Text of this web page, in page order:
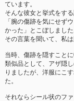
ています。
そんな彼女と挙式をす
「腕の傷跡を気にせず
かった」とこぼしました
その言葉を聞いて、私
当時、傷跡を隠すこと
類似品として、アザ隠
りましたが、洋服にこ
た。
それならシール状のフ